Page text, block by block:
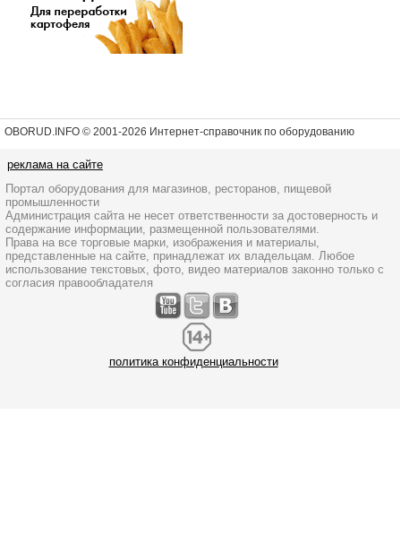
OBORUD.INFO © 2001-2026 Интернет-справочник по оборудованию
реклама на сайте
Портал оборудования для магазинов, ресторанов, пищевой
промышленности
Администрация сайта не несет ответственности за достоверность и
содержание информации, размещенной пользователями.
Права на все торговые марки, изображения и материалы,
представленные на сайте, принадлежат их владельцам. Любое
использование текстовых, фото, видео материалов законно только с
согласия правообладателя
политика конфиденциальности